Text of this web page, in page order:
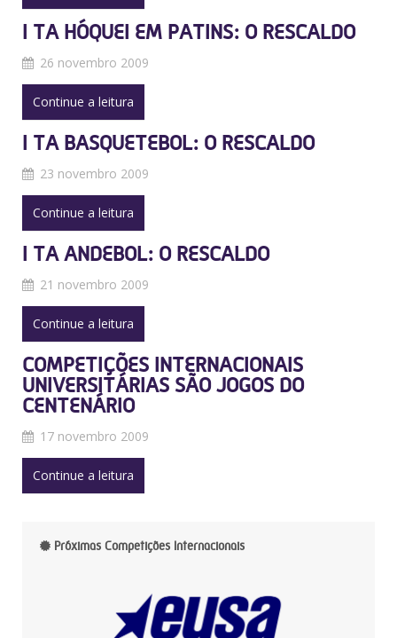
I TA HÓQUEI EM PATINS: O RESCALDO
26 novembro 2009
Continue a leitura
I TA BASQUETEBOL: O RESCALDO
23 novembro 2009
Continue a leitura
I TA ANDEBOL: O RESCALDO
21 novembro 2009
Continue a leitura
COMPETIÇÕES INTERNACIONAIS
UNIVERSITÁRIAS SÃO JOGOS DO
CENTENÁRIO
17 novembro 2009
Continue a leitura
Próximas Competições Internacionais